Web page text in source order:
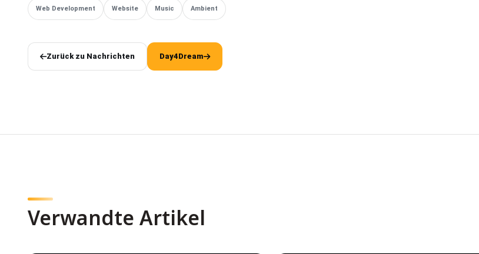
Web Development Website Music Ambient
Zurück zu Nachrichten Day4Dream
Verwandte Artikel